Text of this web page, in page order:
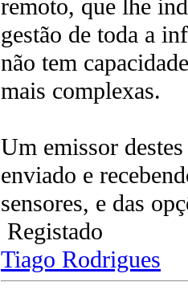
remoto, que lhe
gestão de toda a
não tem
mais complexas.
Um emissor
enviado e
sensores, e das
Registado
Tiago Rodrigues